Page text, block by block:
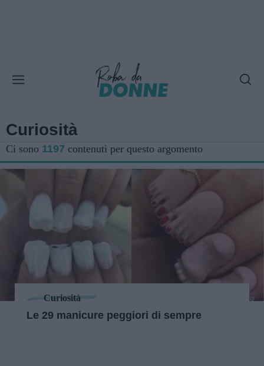
Curiosità
Ci sono 1197 contenuti per questo argomento
Curiosità
Le 29 manicure peggiori di sempre